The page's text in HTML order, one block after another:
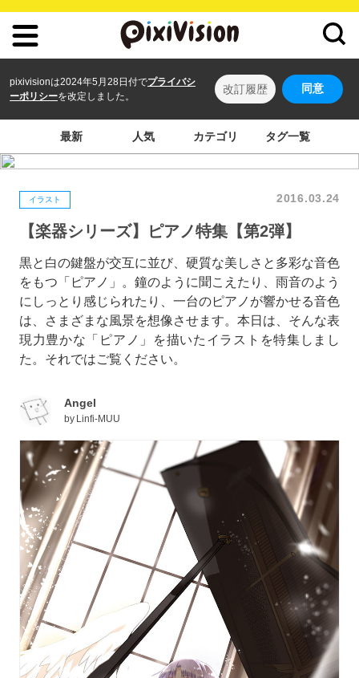
pixivisionは2024年5月28日付でプライバシ
ーポリシーを改定しました。
改訂履歴 同意
最新 人気 カテゴリ タグ一覧
イラスト 2016.03.24
【楽器シリーズ】ピアノ特集【第2弾】
黒と白の鍵盤が交互に並び、硬質な美しさと多彩な音色
をもつ「ピアノ」。鐘のように聞こえたり、雨音のよう
にしっとり感じられたり、一台のピアノが響かせる音色
は、さまざまな風景を想像させます。本日は、そんな表
現力豊かな「ピアノ」を描いたイラストを特集しまし
た。それではご覧ください。
Angel
by Linfi-MUU